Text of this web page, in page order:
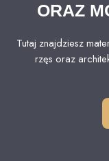
ORAZ
Tutaj znajdziesz
rzęs oraz